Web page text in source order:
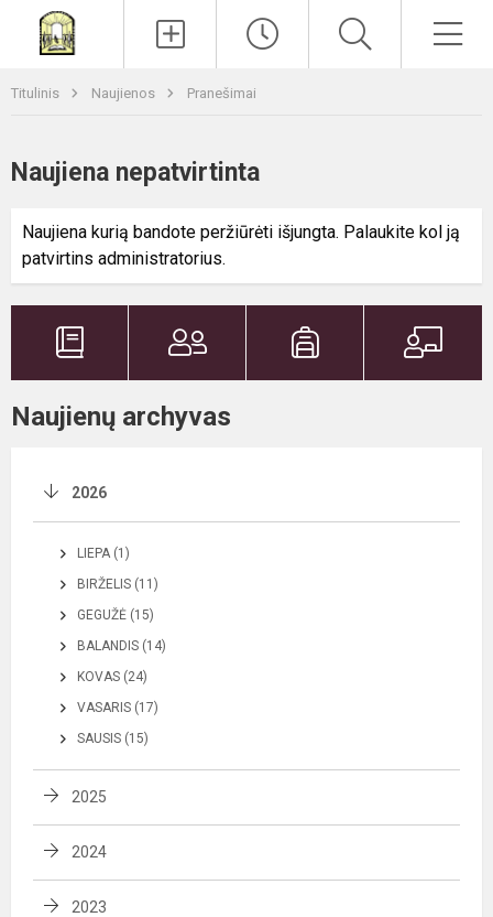
Titulinis Naujienos Pranešimai
Naujiena nepatvirtinta
Naujiena kurią bandote peržiūrėti išjungta. Palaukite kol ją
patvirtins administratorius.
Naujienų archyvas
2026
LIEPA (1)
BIRŽELIS (11)
GEGUŽĖ (15)
BALANDIS (14)
KOVAS (24)
VASARIS (17)
SAUSIS (15)
2025
2024
2023